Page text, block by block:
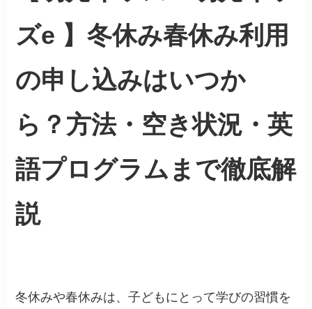
ズe 】冬休み春休み利用
の申し込みはいつか
ら？方法・空き状況・英
語プログラムまで徹底解
説
冬休みや春休みは、子どもにとって学びの習慣を